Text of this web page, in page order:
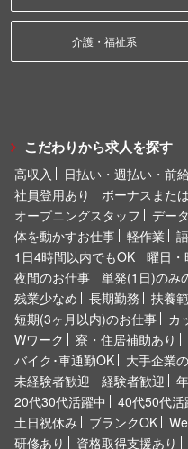
介護・福祉系
こだわりから求人を探す
高収入 日払い・週払い・前
社員登用あり
ボーナスまた
オープニングスタッフ
デー
体を動かすお仕事
軽作業
1日4時間以内でもOK
曜日・
夜間のお仕事
単発(1日)のみ
残業少なめ
長期勤務
扶養
短期(3ヶ月以内)のお仕事
カ
Wワーク
寮・住居補助あり
バイク･車通勤OK
大手企業
未経験者歓迎
経験者歓迎
20代30代活躍中
40代50代活
土日祝休み
ブランクOK
研修あり
資格取得支援あり